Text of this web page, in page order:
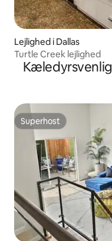
Lejlighed i Dallas
Turtle Creek lejlighed
Superhost
Superhost